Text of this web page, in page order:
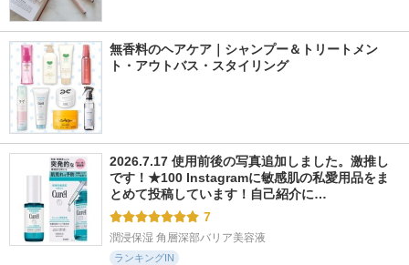
無香料のヘアケア｜シャンプー＆トリートメン
ト・アウトバス・スタイリング
2026.7.17 使用前後の写真追加しました。激推し
です！★100 Instagramに敏感肌の私愛用品をま
とめて投稿しています！自己紹介に…
7
潤浸保湿 角層深部バリア美容液
ランキングIN